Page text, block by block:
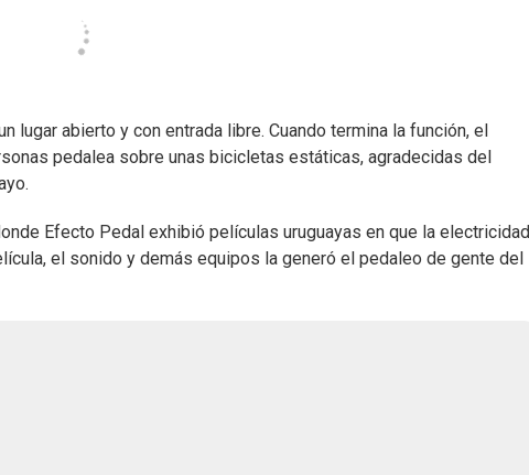
lugar abierto y con entrada libre. Cuando termina la función, el
pedalea sobre unas bicicletas estáticas, agradecidas del
Efecto Pedal exhibió películas uruguayas en que la electricidad
el sonido y demás equipos la generó el pedaleo de gente del